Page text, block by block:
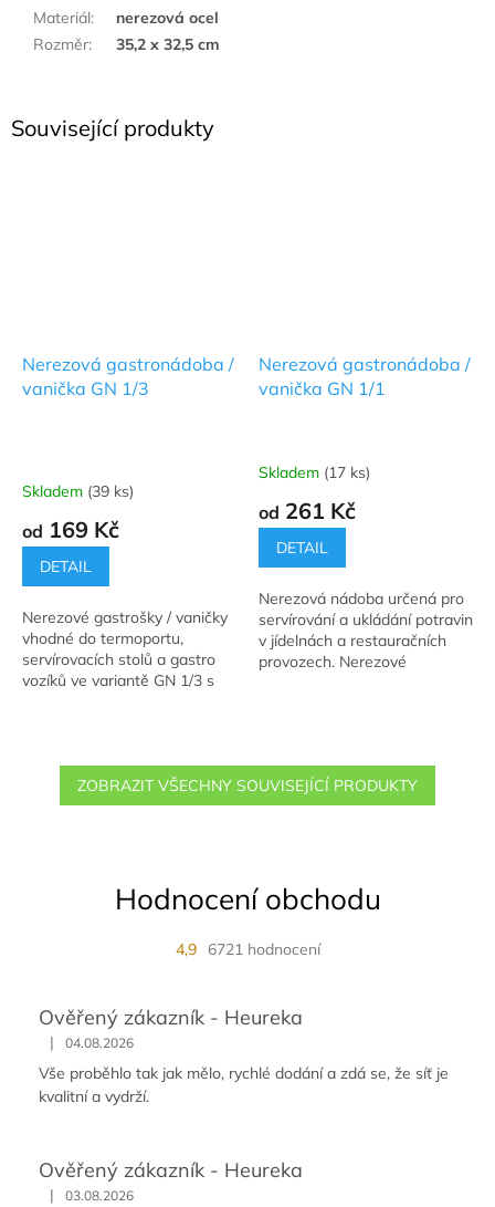
Související produkty
Nerezová gastronádoba /
vanička GN 1/3
Skladem (39 ks)
od 169 Kč
DETAIL
Nerezové gastrošky / vaničky
vhodné do termoportu,
servírovacích stolů a gastro
vozíků ve variantě GN 1/3 s
Nerezová gastronádoba /
vanička GN 1/1
Průměrné
produktu
5,0
5
hvězdiček.
Skladem (17 ks)
od 261 Kč
DETAIL
Nerezová nádoba určená pro
servírování a ukládání potravin
v jídelnách a restauračních
provozech. Nerezové
ZOBRAZIT VŠECHNY SOUVISEJÍCÍ PRODUKTY
Materiál:
nerezová ocel
Rozměr: 35,2 x 32,5 cm
Hodnocení obchodu
4,9 6721 hodnocení
Ověřený zákazník - Heureka
| 04.08.2026
Vše proběhlo tak jak mělo, rychlé dodání a zdá se, že síť je
kvalitní a vydrží.
Ověřený zákazník - Heureka
| 03.08.2026